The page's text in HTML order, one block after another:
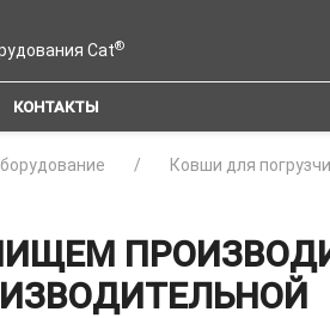
Cat®
КОНТАКТЫ
Ковши для